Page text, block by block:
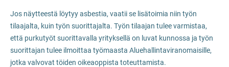
Jos näytteestä löytyy asbestia, vaatii se lisätoimia niin työn
tilaajalta, kuin työn suorittajalta. Työn tilaajan tulee varmistaa,
että purkutyöt suorittavalla yrityksellä on luvat kunnossa ja työn
suorittajan tulee ilmoittaa työmaasta Aluehallintaviranomaisille,
jotka valvovat töiden oikeaoppista toteuttamista.